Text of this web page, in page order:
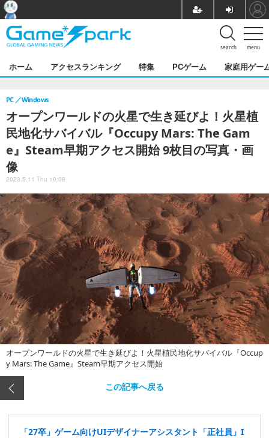
menu
search
ホーム アクセスランキング 特集 PCゲーム 家庭用ゲー
オープンワールドの火星で生き延びよ！火星植
民地化サバイバル『Occupy Mars: The Gam
e』Steam早期アクセス開始 9枚目の写真・画
像
PC Windows
2023.5.11 Thu 10:08
オープンワールドの火星で生き延びよ！火星植民地化サバイバル『Occup
y Mars: The Game』Steam早期アクセス開始
この記事へ戻る
「27卒」ゲーム向けUIデザイナーアシスタント「正社員」I